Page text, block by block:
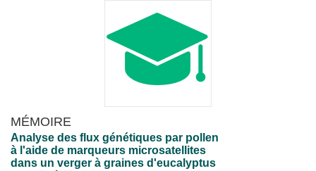
MÉMOIRE
Analyse des flux génétiques par pollen
à l'aide de marqueurs microsatellites
dans un verger à graines d'eucalyptus